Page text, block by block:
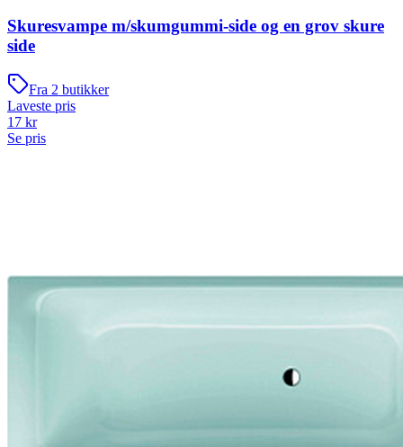
Skuresvampe m/skumgummi-side og en grov skure
side
Fra 2 butikker
Laveste pris
17 kr
Se pris